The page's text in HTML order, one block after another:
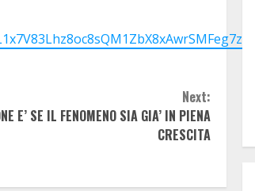
Next:
E’ SE IL FENOMENO SIA GIA’ IN PIENA
CRESCITA